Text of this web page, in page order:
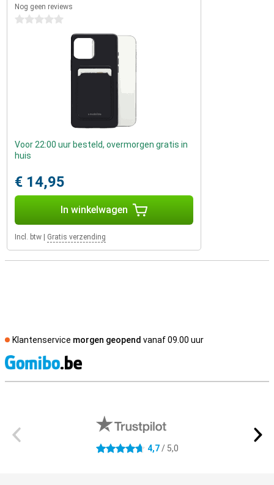
Nog geen reviews
0 sterren
Voor 22:00 uur besteld, overmorgen gratis in
huis
€ 14,95
In winkelwagen
Incl. btw Gratis verzending
Klantenservice morgen geopend vanaf 09.00 uur
4.7 sterren 4,7/ 5,0